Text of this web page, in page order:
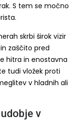
S tem se močno
skrbi širok vizir
zaščito pred
hitra in enostavna
tudi vložek proti
v hladnih ali
v